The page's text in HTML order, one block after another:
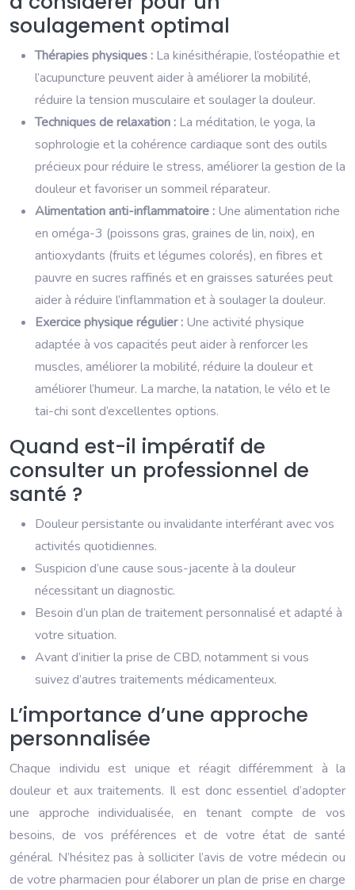
soulagement optimal
Thérapies physiques : La kinésithérapie, l’ostéopathie et
l’acupuncture peuvent aider à améliorer la mobilité,
réduire la tension musculaire et soulager la douleur.
Techniques de relaxation : La méditation, le yoga, la
sophrologie et la cohérence cardiaque sont des outils
précieux pour réduire le stress, améliorer la gestion de la
douleur et favoriser un sommeil réparateur.
Alimentation anti-inflammatoire : Une alimentation riche
en oméga-3 (poissons gras, graines de lin, noix), en
antioxydants (fruits et légumes colorés), en fibres et
pauvre en sucres raffinés et en graisses saturées peut
aider à réduire l’inflammation et à soulager la douleur.
Exercice physique régulier : Une activité physique
adaptée à vos capacités peut aider à renforcer les
muscles, améliorer la mobilité, réduire la douleur et
améliorer l’humeur. La marche, la natation, le vélo et le
tai-chi sont d’excellentes options.
Quand est-il impératif de
consulter un professionnel de
santé ?
Douleur persistante ou invalidante interférant avec vos
activités quotidiennes.
Suspicion d’une cause sous-jacente à la douleur
nécessitant un diagnostic.
Besoin d’un plan de traitement personnalisé et adapté à
votre situation.
Avant d’initier la prise de CBD, notamment si vous
suivez d’autres traitements médicamenteux.
L’importance d’une approche
personnalisée
Chaque individu est unique et réagit différemment à la
douleur et aux traitements. Il est donc essentiel d’adopter
une approche individualisée, en tenant compte de vos
besoins, de vos préférences et de votre état de santé
général. N’hésitez pas à solliciter l’avis de votre médecin ou
de votre pharmacien pour élaborer un plan de prise en charge